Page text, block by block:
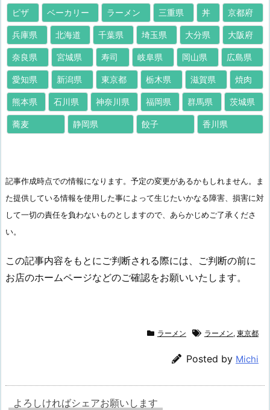
ピザ ベーカリー ラーメン 三重県 丼 京都府
兵庫県 北海道 千葉県 埼玉県 大分県 大阪府
奈良県 宮城県 寿司 岐阜県 岡山県 広島県
愛知県 新潟県 東京都 栃木県 滋賀県 焼肉
熊本県 石川県 神奈川県 福岡県 群馬県 茨城県
蕎麦 静岡県 餃子 香川県
記事作成時点での情報になります。予定の変更があるかもしれません。ま
た提供している情報を使用した事によって生じたいかなる障害、損害に対
して一切の責任を負わないものとしますので、あらかじめご了承くださ
い。
この記事内容をもとにご判断される際には、ご判断の前に
お店のホームページなどのご確認をお願いいたします。
ラーメン ラーメン, 東京都
Posted by Michi
よろしければシェアお願いします